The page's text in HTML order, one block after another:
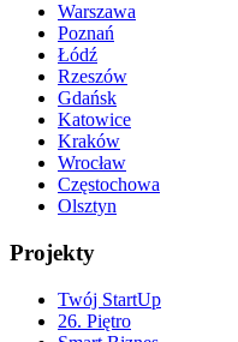
Warszawa
Poznań
Łódź
Rzeszów
Gdańsk
Katowice
Kraków
Wrocław
Częstochowa
Olsztyn
Projekty
Twój StartUp
26. Piętro